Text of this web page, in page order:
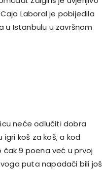
Laboral je pobijedila
u Istanbulu u završnom
neće odlučiti dobra
koš za koš, a kod
čak 9 poena već u prvoj
puta napadači bili još